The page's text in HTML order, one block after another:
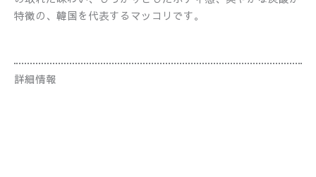
特徴の、韓国を代表するマッコリです。
詳細情報